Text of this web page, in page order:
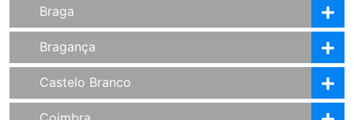
Braga
Bragança
Castelo Branco